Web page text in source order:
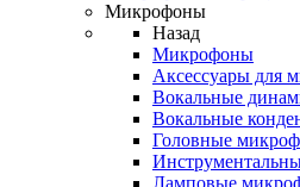
Микрофоны
Назад
Микрофоны
Аксессуары для
Вокальные
Вокальные
Головные
Ламповые